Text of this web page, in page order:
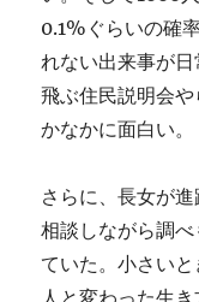
0.1%ぐらいの確
れない出来事が
飛ぶ住民説明会
かなかに面白い。
さらに、長女が
相談しながら調
ていた。小さい
人と変わった生